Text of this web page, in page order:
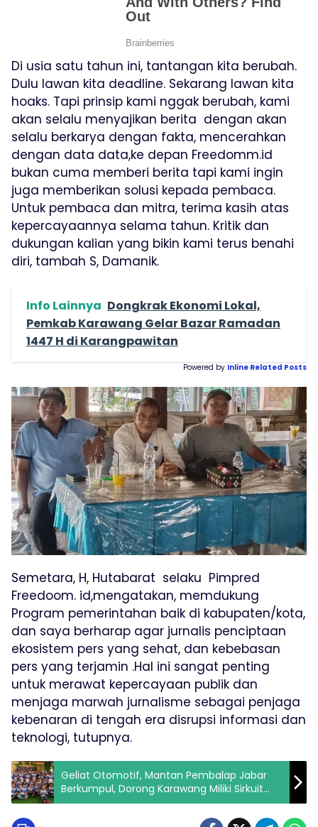
Di usia satu tahun ini, tantangan kita berubah.
Dulu lawan kita deadline. Sekarang lawan kita
hoaks. Tapi prinsip kami nggak berubah, kami
akan selalu menyajikan berita dengan akan
selalu berkarya dengan fakta, mencerahkan
dengan data data,ke depan Freedomm.id
bukan cuma memberi berita tapi kami ingin
juga memberikan solusi kepada pembaca.
Untuk pembaca dan mitra, terima kasih atas
kepercayaannya selama tahun. Kritik dan
dukungan kalian yang bikin kami terus benahi
diri, tambah S, Damanik.
Info Lainnya Dongkrak Ekonomi Lokal,
Pemkab Karawang Gelar Bazar Ramadan
1447 H di Karangpawitan
Powered by Inline Related Posts
Semetara, H, Hutabarat selaku Pimpred
Freedoom. id,mengatakan, memdukung
Program pemerintahan baik di kabupaten/kota,
dan saya berharap agar jurnalis penciptaan
ekosistem pers yang sehat, dan kebebasan
pers yang terjamin .Hal ini sangat penting
untuk merawat kepercayaan publik dan
menjaga marwah jurnalisme sebagai penjaga
kebenaran di tengah era disrupsi informasi dan
teknologi, tutupnya.
Geliat Otomotif, Mantan Pembalap Jabar
Berkumpul, Dorong Karawang Miliki Sirkuit
Sendiri